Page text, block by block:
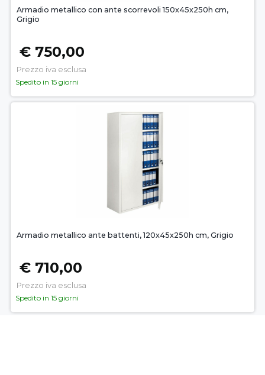
Armadio metallico con ante scorrevoli 150x45x250h cm,
Grigio
€ 750,00
Prezzo iva esclusa
Spedito in 15 giorni
Armadio metallico ante battenti, 120x45x250h cm, Grigio
€ 710,00
Prezzo iva esclusa
Spedito in 15 giorni